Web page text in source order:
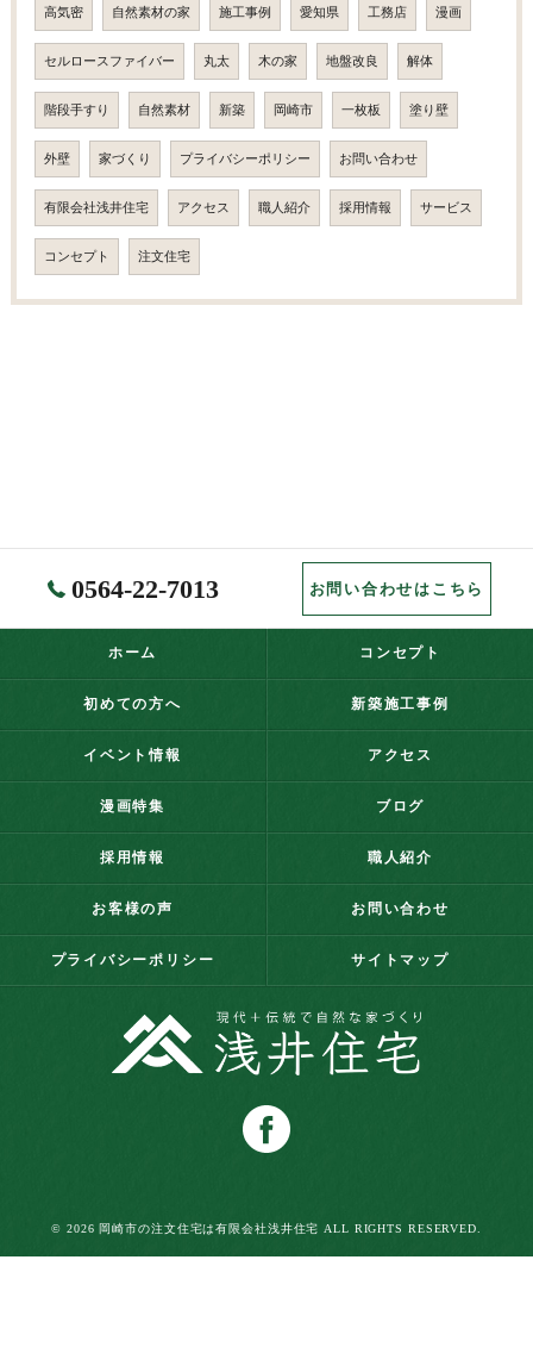
高気密 自然素材の家 施工事例 愛知県 工務店 漫画
セルロースファイバー 丸太 木の家 地盤改良 解体
階段手すり 自然素材 新築 岡崎市 一枚板 塗り壁
外壁 家づくり プライバシーポリシー お問い合わせ
有限会社浅井住宅 アクセス 職人紹介 採用情報 サービス
コンセプト 注文住宅
0564-22-7013 お問い合わせはこちら
ホーム コンセプト
初めての方へ 新築施工事例
イベント情報 アクセス
漫画特集 ブログ
採用情報 職人紹介
お客様の声 お問い合わせ
プライバシーポリシー サイトマップ
© 2026 岡崎市の注文住宅は有限会社浅井住宅 ALL RIGHTS RESERVED.